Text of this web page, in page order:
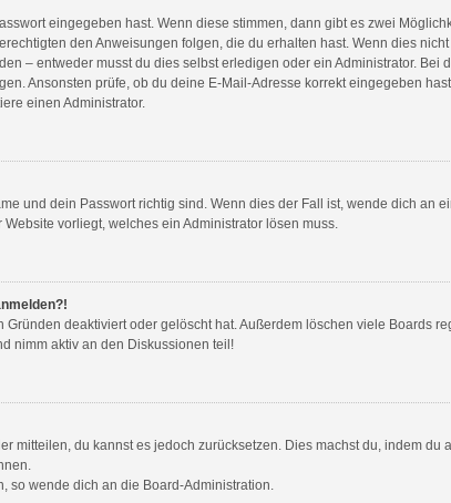
eingegeben hast. Wenn diese stimmen, dann gibt es zwei
den Anweisungen folgen, die du erhalten hast. Wenn dies
– entweder musst du dies selbst erledigen oder ein Administrator.
Ansonsten prüfe, ob du deine E-Mail-Adresse korrekt eingegeben
einen Administrator.
und dein Passwort richtig sind. Wenn dies der Fall ist, wende dich an
vorliegt, welches ein Administrator lösen muss.
deaktiviert oder gelöscht hat. Außerdem löschen viele Boards
nimm aktiv an den Diskussionen teil!
mitteilen, du kannst es jedoch zurücksetzen. Dies machst du, indem du
so wende dich an die Board-Administration.